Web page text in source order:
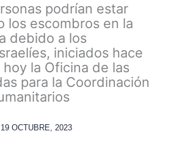
podrían estar
los escombros en la
debido a los
iniciados hace
la Oficina de las
para la Coordinación
19 OCTUBRE, 2023